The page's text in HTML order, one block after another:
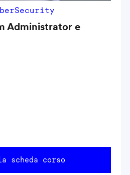
Administrator e
scheda corso